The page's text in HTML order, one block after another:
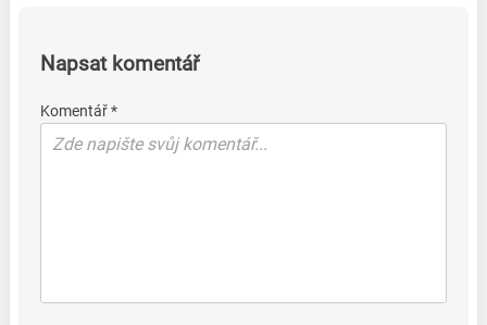
Napsat komentář
Komentář *